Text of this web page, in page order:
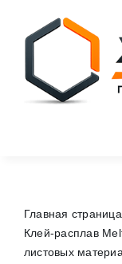
content
Главная страница
Клей-расплав
листовых